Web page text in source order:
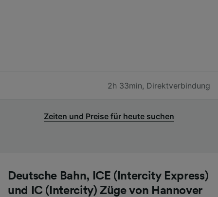
2h 33min, Direktverbindung
Zeiten und Preise für heute suchen
Deutsche Bahn, ICE (Intercity Express)
und IC (Intercity) Züge von Hannover